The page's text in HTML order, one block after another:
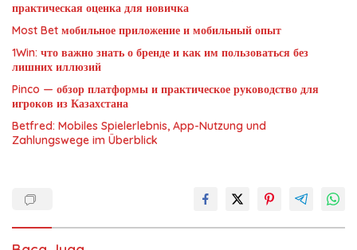
практическая оценка для новичка
Most Bet мобильное приложение и мобильный опыт
1Win: что важно знать о бренде и как им пользоваться без
лишних иллюзий
Pinco — обзор платформы и практическое руководство для
игроков из Казахстана
Betfred: Mobiles Spielerlebnis, App-Nutzung und
Zahlungswege im Überblick